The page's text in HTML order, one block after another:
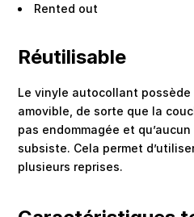
Rented out
Réutilisable
Le vinyle autocollant
amovible, de sorte que la
pas endommagée et
subsiste. Cela permet
plusieurs reprises.